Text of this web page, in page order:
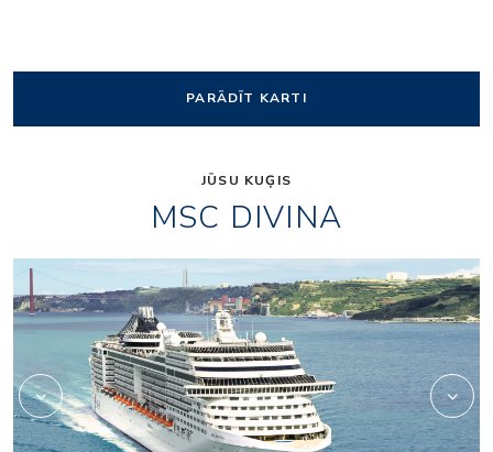
PARĀDĪT KARTI
JŪSU KUĢIS
MSC DIVINA
casino